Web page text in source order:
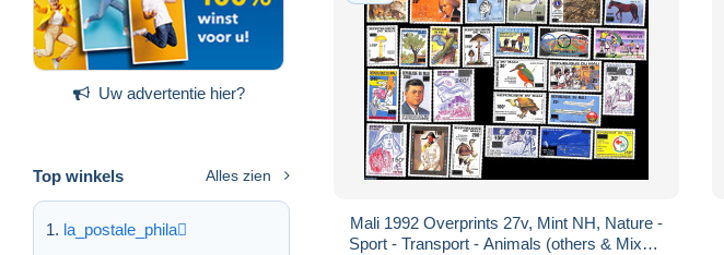
Uw advertentie hier?
Top winkels Alles zien
la_postale_phila
Mali 1992 Overprints 27v, Mint NH, Nature -
Sport - Transport - Animals (others & Mixed)